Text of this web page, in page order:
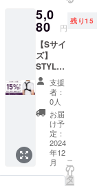
込）
→【5,0
80円】
（税
込・送
料込）
[サ
イズ] M
サイ
ズ ア
ンダー
バス
ト：68
～73cm
5,0
80 円
残り15
【Sサイ
ズ】
STYLE
ARTIST
SMART
LIGHT×
1個セッ
【mach
i-ya割
15％OF
F】 一
般販売
支援
者：
0人
お届
け予
定：
2024
年12
月
こ
の
リ
タ